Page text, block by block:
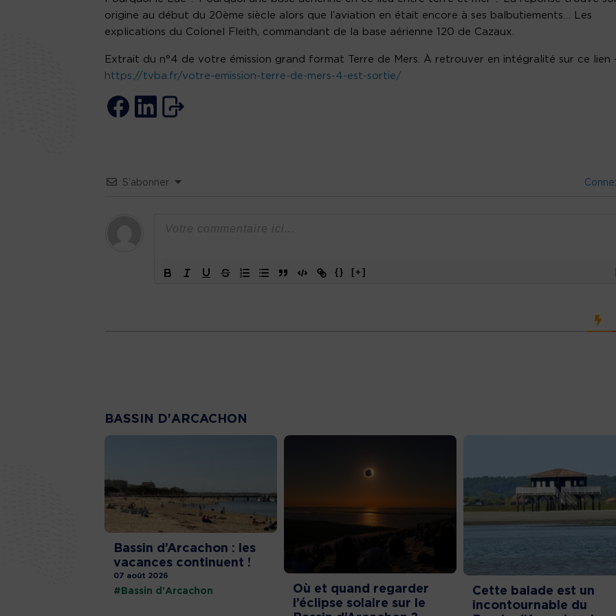
origine au début du 20ème siècle alors que l’aviation en était encore à ses balbutiements… Les
explications du Colonel Fleith, commandant de la base aérienne 120 de Cazaux.
Extrait du n°4 de votre émission grand format Terre de Mers. À retrouver en intégralité sur ce lien
https://tvba.fr/votre-emission-terre-de-mers-4-est-sortie/
S’abonner
{} [+]
BASSIN D'ARCACHON
Bassin d’Arcachon : les
vacances continuent !
07 août 2026
#Bassin d'Arcachon
Où et quand regarder
l’éclipse solaire sur le
Cette balade est un
incontournable du